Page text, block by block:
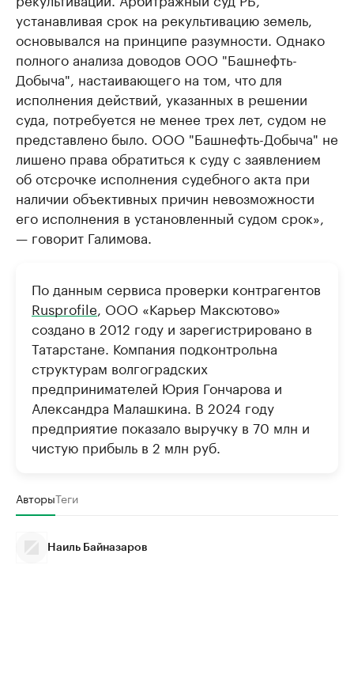
устанавливая срок на рекультивацию земель,
основывался на принципе разумности. Однако
полного анализа доводов ООО "Башнефть-
Добыча", настаивающего на том, что для
исполнения действий, указанных в решении
суда, потребуется не менее трех лет, судом не
представлено было. ООО "Башнефть-Добыча" не
лишено права обратиться к суду с заявлением
об отсрочке исполнения судебного акта при
наличии объективных причин невозможности
его исполнения в установленный судом срок»,
— говорит Галимова.
По данным сервиса проверки контрагентов
Rusprofile , ООО «Карьер Максютово»
создано в 2012 году и зарегистрировано в
Татарстане. Компания подконтрольна
структурам волгоградских
предпринимателей Юрия Гончарова и
Александра Малашкина. В 2024 году
предприятие показало выручку в 70 млн и
чистую прибыль в 2 млн руб.
АвторыТеги
Наиль Байназаров